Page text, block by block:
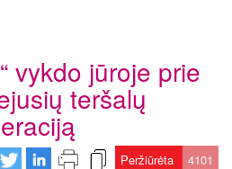
vykdo jūroje prie
teršalų
Peržiūrėta 4101